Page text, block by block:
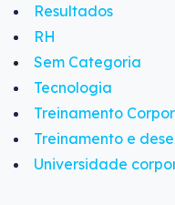
Resultados
RH
Sem Categoria
Tecnologia
Treinamento
Treinamento e
Universidade